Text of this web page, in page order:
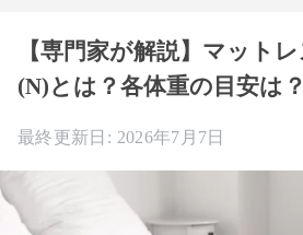
【専門家が解説】マット
(N)とは？各体重の目安は？
2026年7月7日